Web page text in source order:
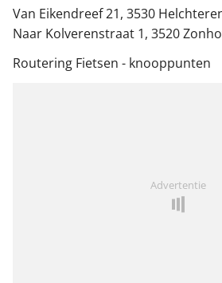
Van Eikendreef 21, 3530
Naar Kolverenstraat 1, 3520
Routering Fietsen - knooppunten
Advertentie